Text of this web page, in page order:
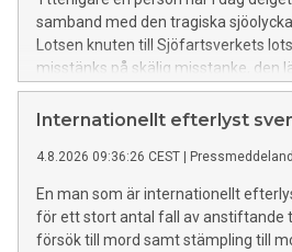
samband med den tragiska
Lotsen knuten till Sjöfartsverkets
misstänks på skälig misstanke, den
för vårdslöshet i sjötrafik och
förnekar brott.
Internationellt efterlyst
4.8.2026 09:36:26 CEST |
En man som är internationellt
för ett stort antal fall av anstiftande
försök till mord samt stämpling till